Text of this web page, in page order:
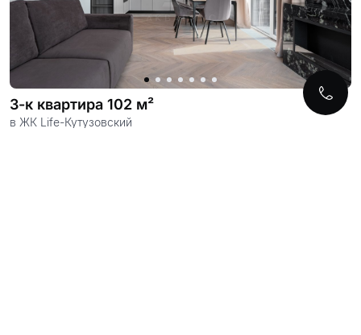
3-к квартира 102 м²
в ЖК Life-Кутузовский